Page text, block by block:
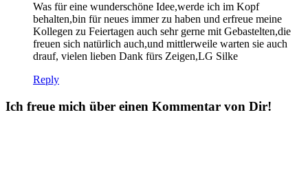
Was für eine wunderschöne Idee,werde ich im Kopf
behalten,bin für neues immer zu haben und erfreue meine
Kollegen zu Feiertagen auch sehr gerne mit Gebastelten,die
freuen sich natürlich auch,und mittlerweile warten sie auch
drauf, vielen lieben Dank fürs Zeigen,LG Silke
Reply
Ich freue mich über einen Kommentar von Dir!